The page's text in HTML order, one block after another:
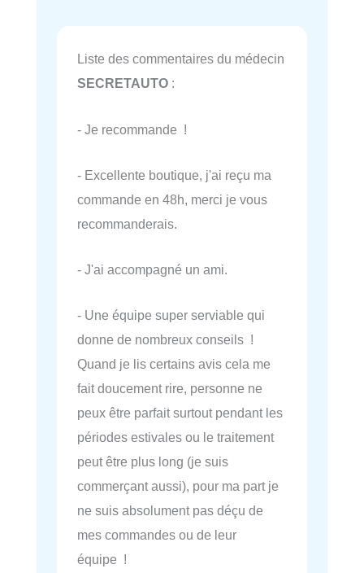
Liste des commentaires du médecin
SECRETAUTO :
- Je recommande !
- Excellente boutique, j'ai reçu ma
commande en 48h, merci je vous
recommanderais.
- J'ai accompagné un ami.
- Une équipe super serviable qui
donne de nombreux conseils !
Quand je lis certains avis cela me
fait doucement rire, personne ne
peux être parfait surtout pendant les
périodes estivales ou le traitement
peut être plus long (je suis
commerçant aussi), pour ma part je
ne suis absolument pas déçu de
mes commandes ou de leur
équipe !